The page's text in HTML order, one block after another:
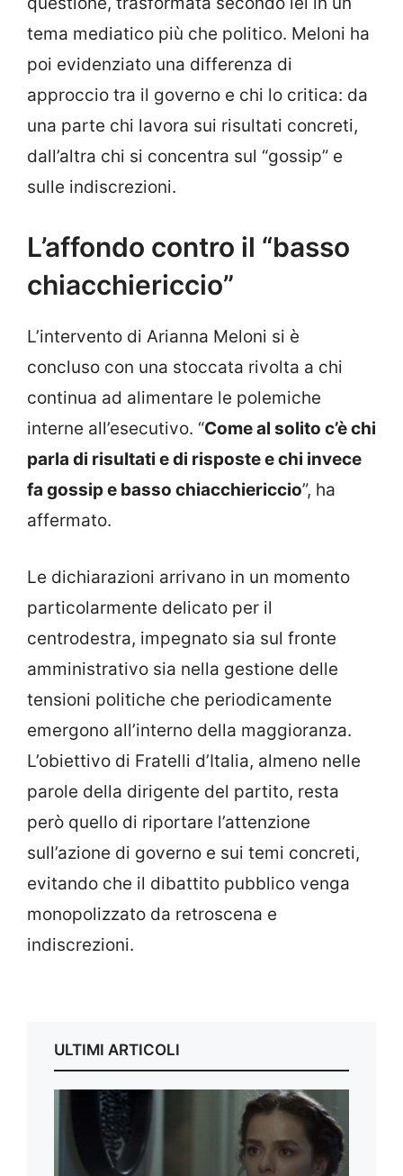
tema mediatico più che politico. Meloni ha
poi evidenziato una differenza di
approccio tra il governo e chi lo critica: da
una parte chi lavora sui risultati concreti,
dall’altra chi si concentra sul “gossip” e
sulle indiscrezioni.
L’affondo contro il “basso
chiacchiericcio”
L’intervento di Arianna Meloni si è
concluso con una stoccata rivolta a chi
continua ad alimentare le polemiche
interne all’esecutivo. “Come al solito c’è chi
parla di risultati e di risposte e chi invece
fa gossip e basso chiacchiericcio”, ha
affermato.
Le dichiarazioni arrivano in un momento
particolarmente delicato per il
centrodestra, impegnato sia sul fronte
amministrativo sia nella gestione delle
tensioni politiche che periodicamente
emergono all’interno della maggioranza.
L’obiettivo di Fratelli d’Italia, almeno nelle
parole della dirigente del partito, resta
però quello di riportare l’attenzione
sull’azione di governo e sui temi concreti,
evitando che il dibattito pubblico venga
monopolizzato da retroscena e
indiscrezioni.
ULTIMI ARTICOLI